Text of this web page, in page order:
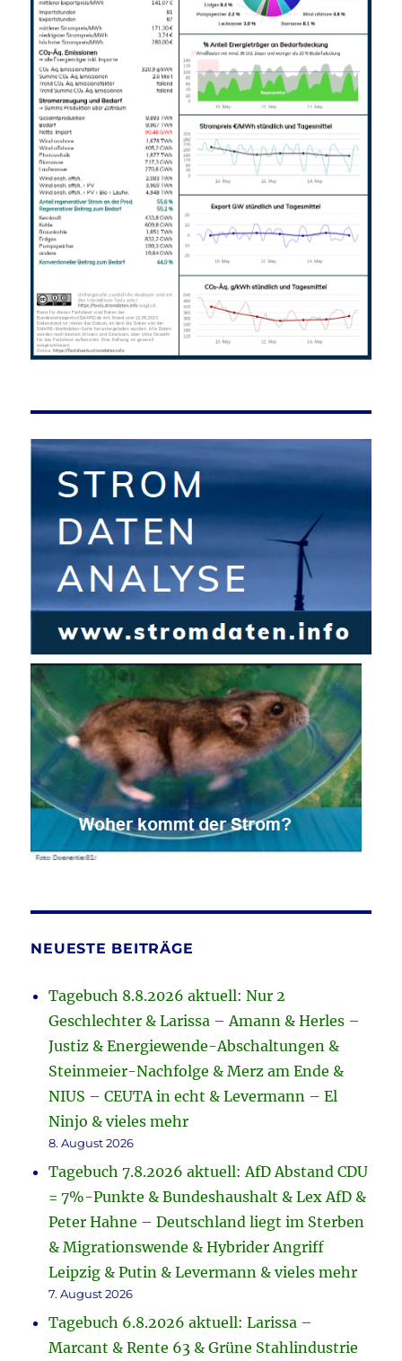
NEUESTE BEITRÄGE
Tagebuch 8.8.2026 aktuell: Nur 2
Geschlechter & Larissa – Amann & Herles –
Justiz & Energiewende-Abschaltungen &
Steinmeier-Nachfolge & Merz am Ende &
NIUS – CEUTA in echt & Levermann – El
Ninjo & vieles mehr
8. August 2026
Tagebuch 7.8.2026 aktuell: AfD Abstand CDU
= 7%-Punkte & Bundeshaushalt & Lex AfD &
Peter Hahne – Deutschland liegt im Sterben
& Migrationswende & Hybrider Angriff
Leipzig & Putin & Levermann & vieles mehr
7. August 2026
Tagebuch 6.8.2026 aktuell: Larissa –
Marcant & Rente 63 & Grüne Stahlindustrie